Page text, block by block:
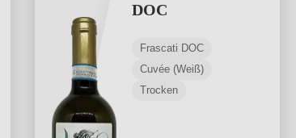
DOC
Frascati DOC
Cuvée (Weiß)
Trocken